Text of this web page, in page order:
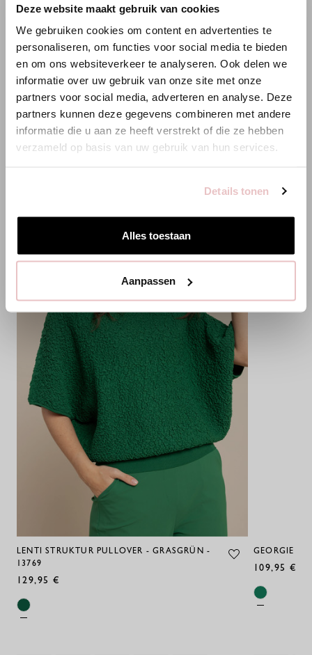
Deze website maakt gebruik van cookies
We gebruiken cookies om content en advertenties te
personaliseren, om functies voor social media te bieden
en om ons websiteverkeer te analyseren. Ook delen we
informatie over uw gebruik van onze site met onze
partners voor social media, adverteren en analyse. Deze
partners kunnen deze gegevens combineren met andere
informatie die u aan ze heeft verstrekt of die ze hebben
verzameld op basis van uw gebruik van hun services.
Details tonen
Alles toestaan
Aanpassen
XS S M L XL
HINZUFÜGEN
LENTI STRUKTUR PULLOVER - GRASGRÜN -
13769
129,95 €
GEORGIE
109,95 €
WILLKOMMEN BEI STUDIO
ANNELOES
Es scheint, dass du uns von einem anderen Land aus
Bist du am richtigen Ort?
Zur niederländischen Seite wechseln